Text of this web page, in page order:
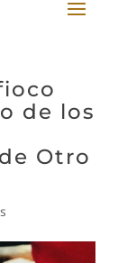
de los
Otro